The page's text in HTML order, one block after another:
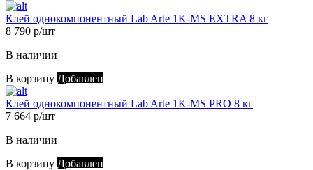
Клей однокомпонентный Lab Arte 1K-MS EXTRA 8 кг
8 790 р/шт
В наличии
В корзину Добавлен
Клей однокомпонентный Lab Arte 1K-MS PRO 8 кг
7 664 р/шт
В наличии
В корзину Добавлен